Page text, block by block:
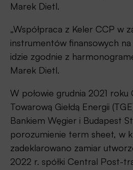
Marek Dietl.
„Współpraca z Keler CCP w
instrumentów finansowych
idzie zgodnie z
Marek Dietl.
W połowie grudnia 2021 roku
Towarową Giełdą Energii
Bankiem Węgier i Budapest
porozumienie term sheet, w
zadeklarowano zamiar
2022 r. spółki Central Post-